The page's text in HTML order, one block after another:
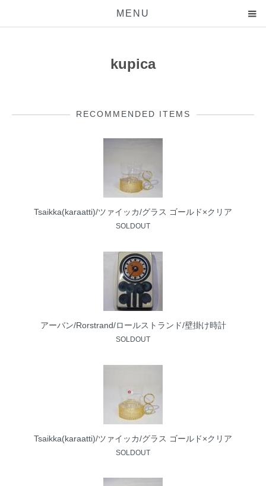
MENU
kupica
RECOMMENDED ITEMS
Tsaikka(karaatti)/ツァイッカ/グラス ゴールド×クリア
SOLDOUT
アーバン/Rorstrand/ロールストランド/壁掛け時計
SOLDOUT
Tsaikka(karaatti)/ツァイッカ/グラス ゴールド×クリア
SOLDOUT